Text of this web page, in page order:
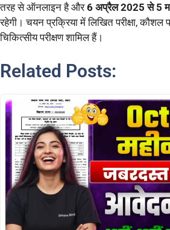
तरह से ऑनलाइन है और6 अप्रैल 2025 से 5
रहेगी। चयन प्रक्रिया में लिखित परीक्षा, कौशल
चिकित्सीय परीक्षण शामिल हैं।
Related Posts: